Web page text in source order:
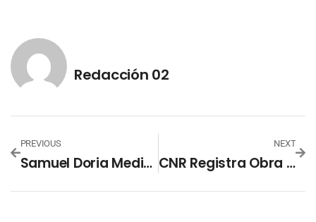
Redacción 02
PREVIOUS
Samuel Doria Medina Asegura El Compromiso De Trabajar Para Mejorar La Economía De Los Bolivianos
NEXT
CNR Registra Obra De Payaso “Simoncito”